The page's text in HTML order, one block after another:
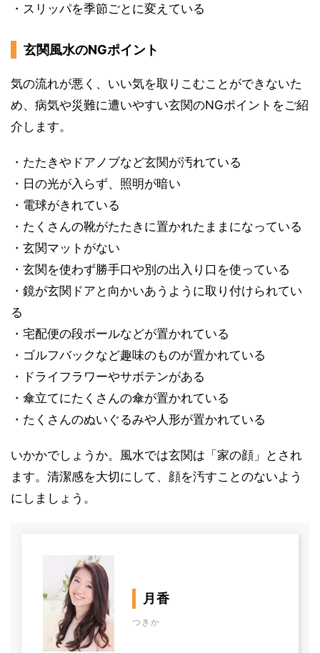
・スリッパを季節ごとに変えている
玄関風水のNGポイント
気の流れが悪く、いい気を取りこむことができないた
め、病気や災難に遭いやすい玄関のNGポイントをご紹
介します。
・たたきやドアノブなど玄関が汚れている
・日の光が入らず、照明が暗い
・電球がきれている
・たくさんの靴がたたきに置かれたままになっている
・玄関マットがない
・玄関を使わず勝手口や別の出入り口を使っている
・鏡が玄関ドアと向かいあうように取り付けられてい
る
・宅配便の段ボールなどが置かれている
・ゴルフバックなど趣味のものが置かれている
・ドライフラワーやサボテンがある
・傘立てにたくさんの傘が置かれている
・たくさんのぬいぐるみや人形が置かれている
いかかでしょうか。風水では玄関は「家の顔」とされ
ます。清潔感を大切にして、顔を汚すことのないよう
にしましょう。
月香
つきか